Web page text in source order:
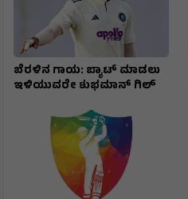
ಬೆರಳಿನ ಗಾಯ: ಬ್ಯಾಟ್ ಮಾಡಲು
ಇಳಿಯುವರೇ ಶುಭಮಾನ್ ಗಿಲ್